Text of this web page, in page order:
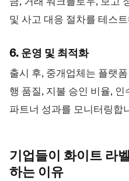
및 사고 대응 절차를 테스
6. 운영 및 최적화
출시 후, 중개업체는 플랫
행 품질, 지불 승인 비율,
파트너 성과를 모니터링합
기업들이 화이트 라
하는 이유